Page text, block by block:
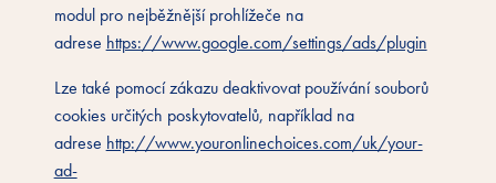
modul pro nejběžnější prohlížeče na
adrese https://www.google.com/settings/ads/plugin
Lze také pomocí zákazu deaktivovat používání souborů
cookies určitých poskytovatelů, například na
adrese http://www.youronlinechoices.com/uk/your-
ad-